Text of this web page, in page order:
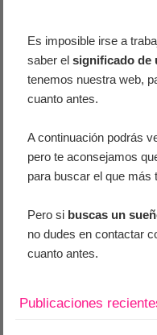
Es imposible irse a
saber elsignificado de
tenemos nuestra web,
cuanto antes.
A continuación podrás
pero te aconsejamos
para buscar el que más
Pero si buscas un
no dudes en contactar
cuanto antes.
Publicaciones